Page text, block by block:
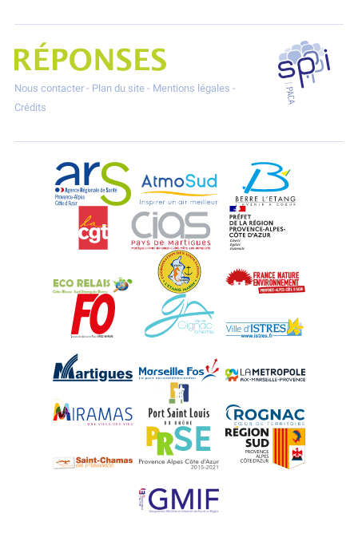
Projet Réponses - Réduire les POllutioNs en Santé Environnement
Nous contacter- Plan du site- Mentions légales -
Crédits
SPPPI
ARS Paca AtmoSud Berre l'Etang
CIAS
Eco-Relais Côte BleueEtang marin
Force Ouvrière Gignac-la-Nerthe
Port-Saint-Louis
Saint-Chamas PRSE Région Sud